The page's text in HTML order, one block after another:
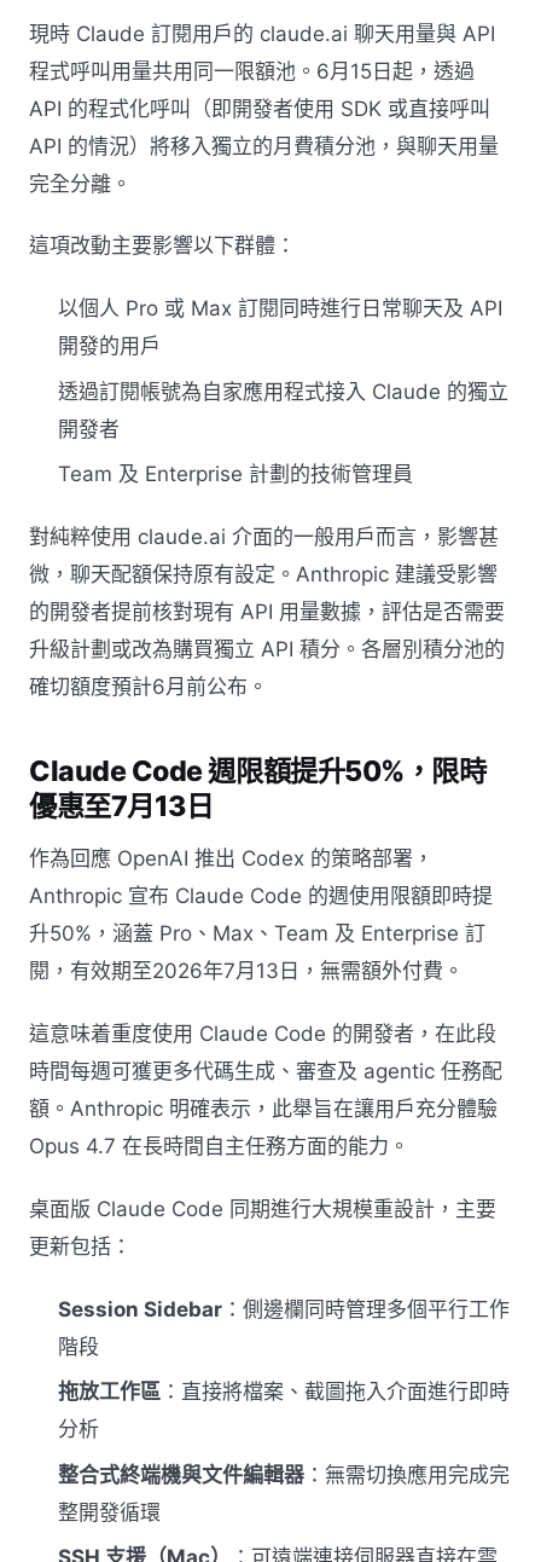
現時 Claude 訂閱用戶的 claude.ai 聊天用量與 API
程式呼叫用量共用同一限額池。6月15日起，透過
API 的程式化呼叫（即開發者使用 SDK 或直接呼叫
API 的情況）將移入獨立的月費積分池，與聊天用量
完全分離。
這項改動主要影響以下群體：
以個人 Pro 或 Max 訂閱同時進行日常聊天及 API
開發的用戶
透過訂閱帳號為自家應用程式接入 Claude 的獨立
開發者
Team 及 Enterprise 計劃的技術管理員
對純粹使用 claude.ai 介面的一般用戶而言，影響甚
微，聊天配額保持原有設定。Anthropic 建議受影響
的開發者提前核對現有 API 用量數據，評估是否需要
升級計劃或改為購買獨立 API 積分。各層別積分池的
確切額度預計6月前公布。
Claude Code 週限額提升50%，限時
優惠至7月13日
作為回應 OpenAI 推出 Codex 的策略部署，
Anthropic 宣布 Claude Code 的週使用限額即時提
升50%，涵蓋 Pro、Max、Team 及 Enterprise 訂
閱，有效期至2026年7月13日，無需額外付費。
這意味着重度使用 Claude Code 的開發者，在此段
時間每週可獲更多代碼生成、審查及 agentic 任務配
額。Anthropic 明確表示，此舉旨在讓用戶充分體驗
Opus 4.7 在長時間自主任務方面的能力。
桌面版 Claude Code 同期進行大規模重設計，主要
更新包括：
Session Sidebar ：側邊欄同時管理多個平行工作
階段
拖放工作區 ：直接將檔案、截圖拖入介面進行即時
分析
整合式終端機與文件編輯器 ：無需切換應用完成完
整開發循環
SSH 支援（Mac）
：可遠端連接伺服器直接在雲